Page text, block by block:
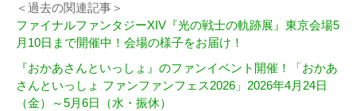
＜過去の関連記事＞
ファイナルファンタジーXIV『光の戦士の軌跡展』東京会場5
月10日まで開催中！会場の様子をお届け！
『おかあさんといっしょ』のファンイベント開催！「おかあ
さんといっしょ ファンファンフェス2026」2026年4月24日
（金）～5月6日（水・振休）